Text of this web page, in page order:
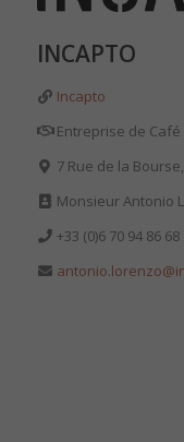
INCAPTO
Incapto
Entreprise de Café
7 Rue de la
Monsieur Antonio
+33 (0)6 70 94 86 68